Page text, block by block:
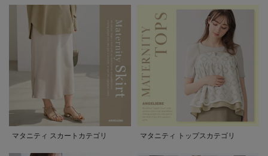
マタニティ スカートカテゴリ マタニティ トップスカテゴリ